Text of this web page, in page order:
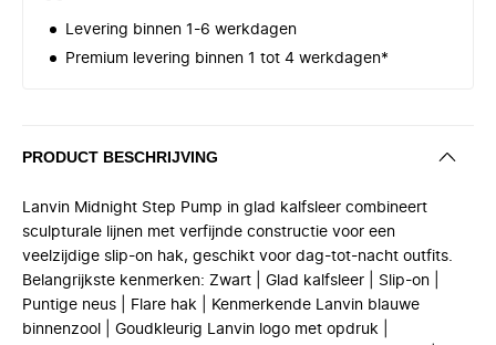
Levering binnen 1-6 werkdagen
Premium levering binnen 1 tot 4 werkdagen*
PRODUCT BESCHRIJVING
Lanvin Midnight Step Pump in glad kalfsleer combineert
sculpturale lijnen met verfijnde constructie voor een
veelzijdige slip-on hak, geschikt voor dag-tot-nacht outfits.
Belangrijkste kenmerken: Zwart | Glad kalfsleer | Slip-on |
Puntige neus | Flare hak | Kenmerkende Lanvin blauwe
binnenzool | Goudkleurig Lanvin logo met opdruk |